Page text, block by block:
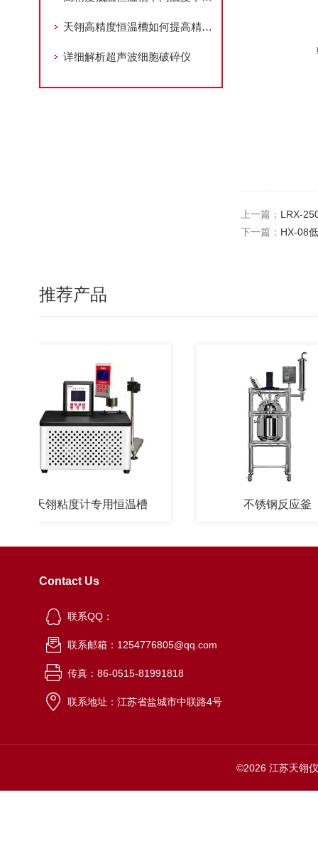
天翎高精度恒温槽如何提高精度以及灵敏度
详细解析超声波细胞破碎仪
上一篇： LRX-
下一篇： HX-08
推荐产品
天翎粘度计专用恒温槽 不锈钢反应釜
Contact Us
联系QQ：
联系邮箱：1254776805@qq.com
传真：86-0515-81991818
联系地址：江苏省盐城市中联路4号
©2026 江苏天翎